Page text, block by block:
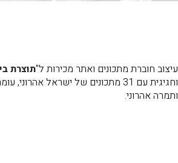
עיצוב חוברת מתכונים ואתר מכירות ל"תוצרת
וחגיגית עם 31 מתכונים של ישראל
ותמרה אהרוני.